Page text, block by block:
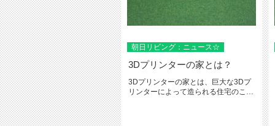
朝日リビング：ニュース☆
3Dプリンターの家とは？
3Dプリンターの家とは、巨大な3Dプ
リンターによって造られる住宅のこと